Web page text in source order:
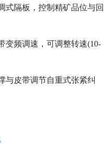
式隔板，控制精矿品位与回
变频调速，可调整转速(10-
与皮带调节自重式张紧纠